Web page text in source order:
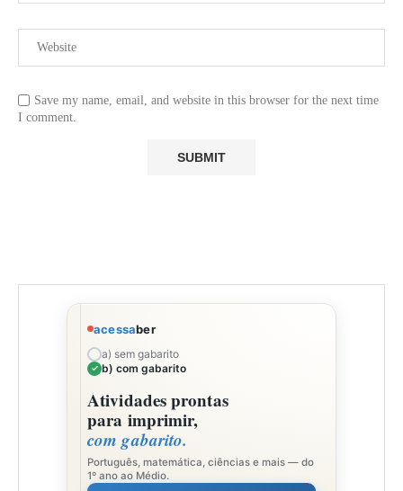
Save my name, email, and website in this browser for the next time
I comment.
acessaber
a) sem gabarito
b) com gabarito
Atividades prontas
para imprimir,
com gabarito.
Português, matemática, ciências e mais — do
1º ano ao Médio.